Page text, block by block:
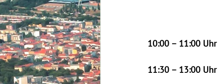
10:00 – 11:00 Uhr
11:30 – 13:00 Uhr